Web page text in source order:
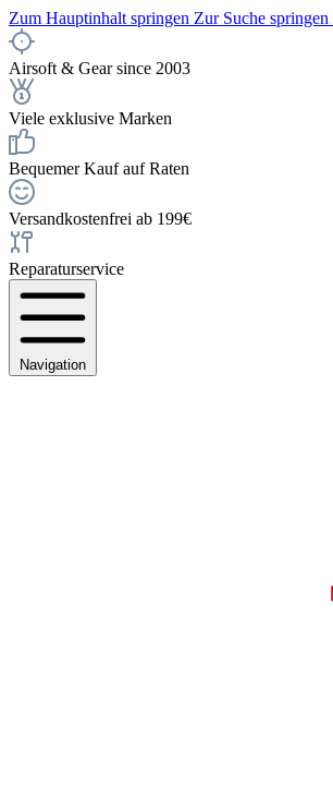
Zum Hauptinhalt springen Zur Suche springen
Airsoft & Gear since 2003
Viele exklusive Marken
Bequemer Kauf auf Raten
Versandkostenfrei ab 199€
Reparaturservice
Navigation